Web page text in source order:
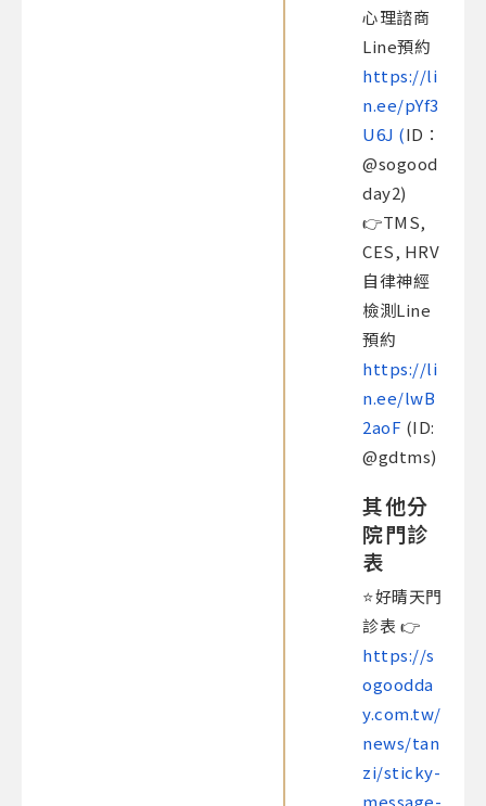
心理諮商
Line預約
https://li
n.ee/pYf3
U6J (ID：
@sogood
day2)​
👉TMS,
CES, HRV
自律神經
檢測Line
預約
https://li
n.ee/lwB
2aoF (ID:
@gdtms)
其他分
院門診
表
⭐️好晴天門
診表 👉
https://s
ogoodda
y.com.tw/
news/tan
zi/sticky-
message-